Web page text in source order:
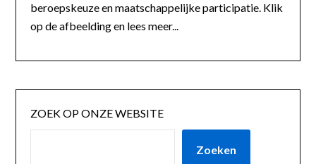
beroepskeuze en maatschappelijke participatie. Klik
op de afbeelding en lees meer...
ZOEK OP ONZE WEBSITE
Zoeken